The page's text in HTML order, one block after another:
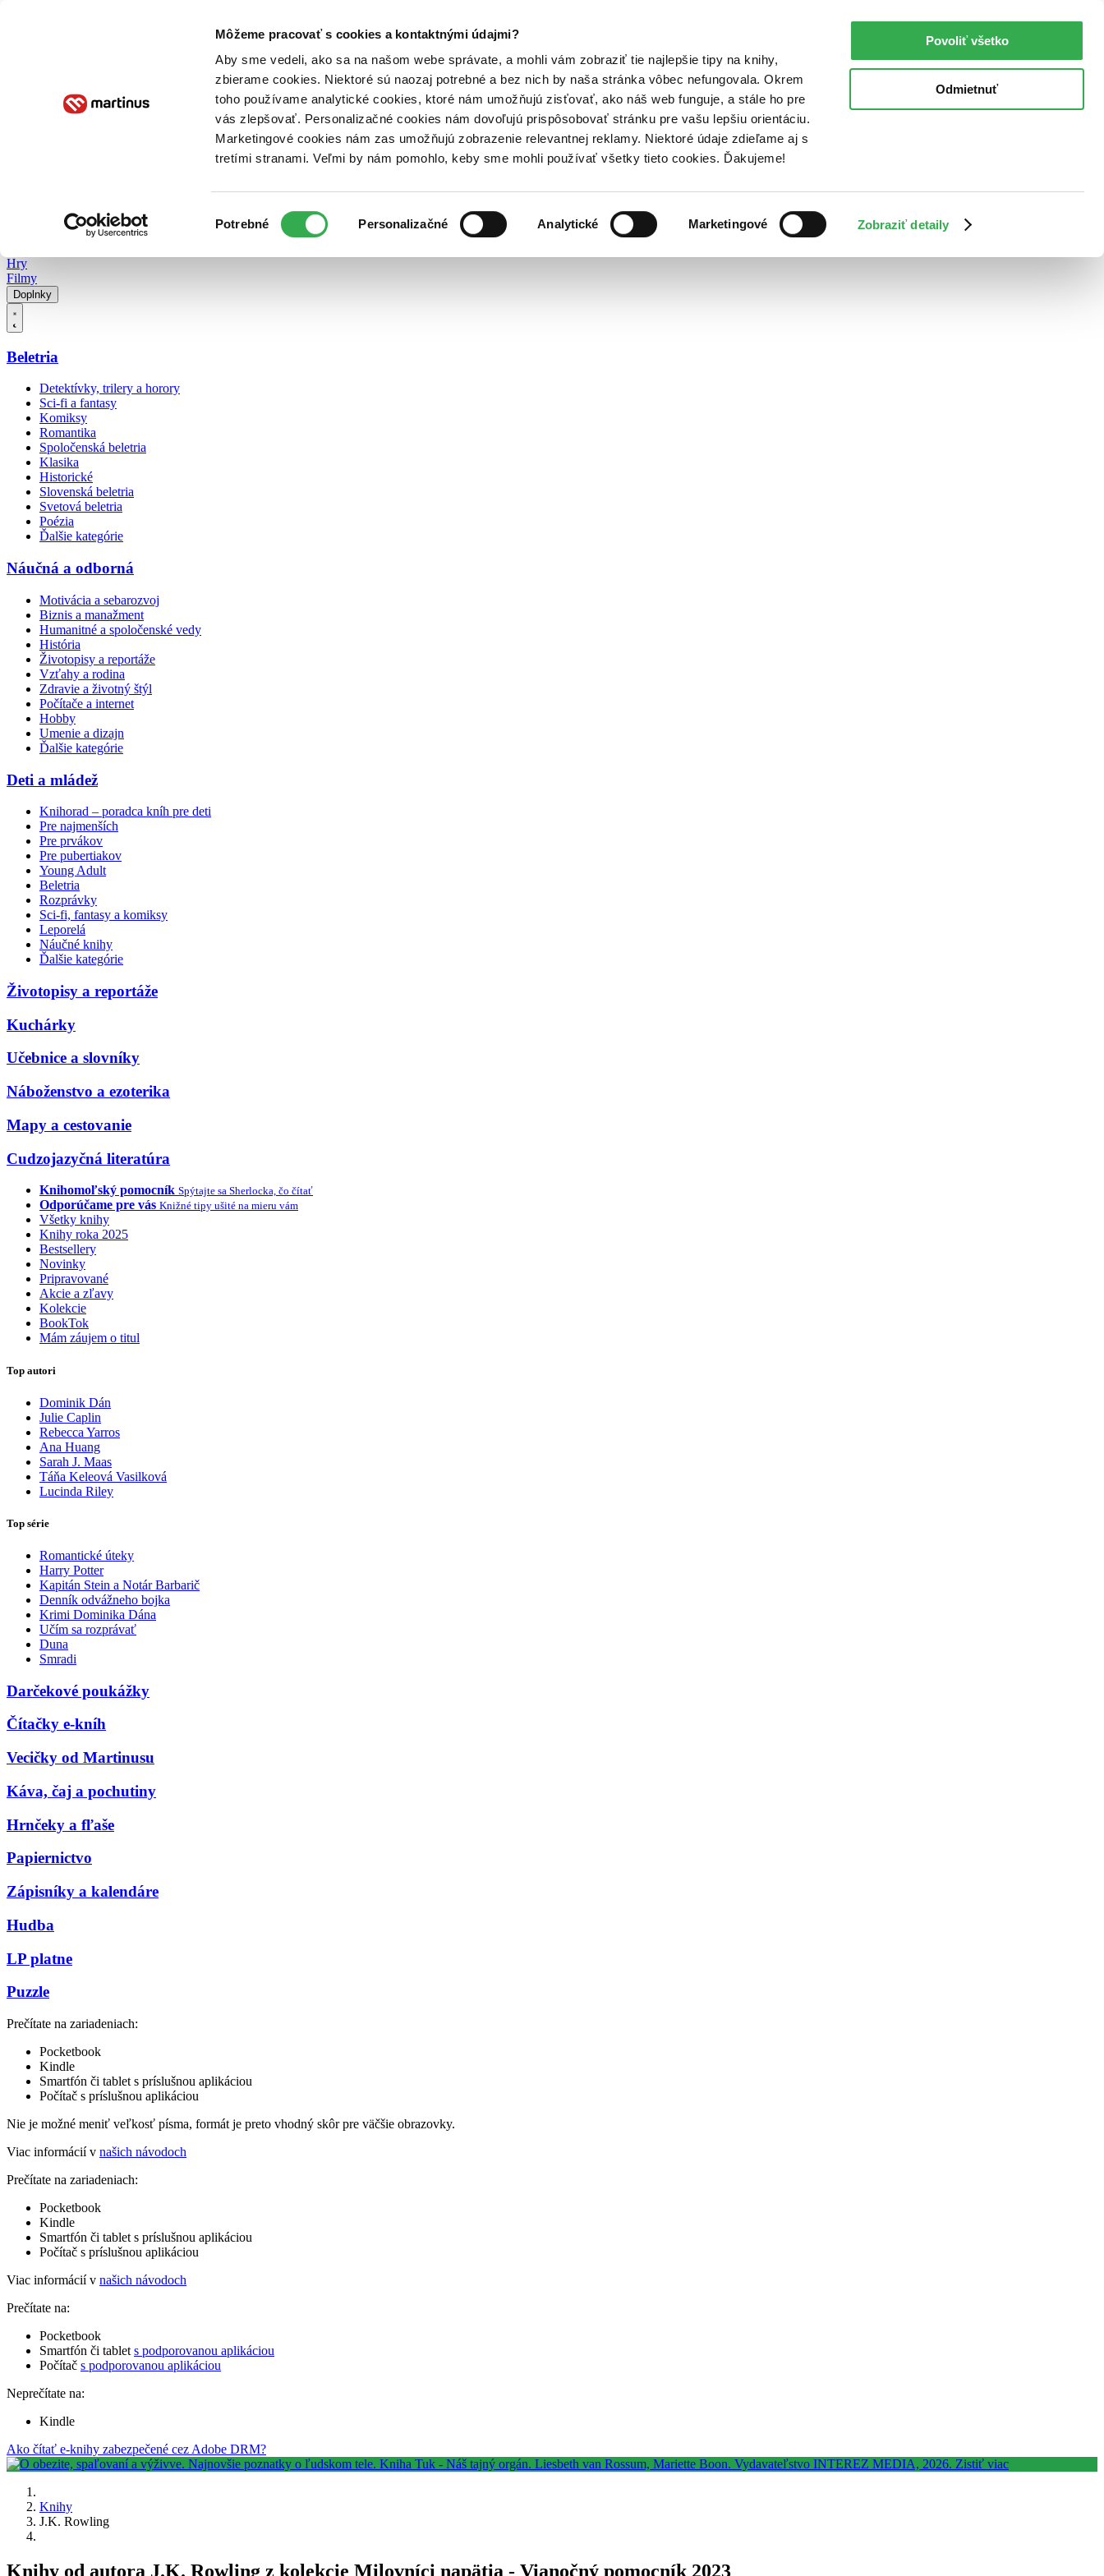
Môžeme pracovať s cookies a kontaktnými údajmi?
Aby sme vedeli, ako sa na našom webe správate, a mohli vám zobraziť tie najlepšie tipy na knihy,
zbierame cookies. Niektoré sú naozaj potrebné a bez nich by naša stránka vôbec nefungovala. Okrem
toho používame analytické cookies, ktoré nám umožňujú zisťovať, ako náš web funguje, a stále ho pre
vás zlepšovať. Personalizačné cookies nám dovoľujú prispôsobovať stránku pre vašu lepšiu orientáciu.
Marketingové cookies nám zas umožňujú zobrazenie relevantnej reklamy. Niektoré údaje zdieľame aj s
tretími stranami. Veľmi by nám pomohlo, keby sme mohli používať všetky tieto cookies. Ďakujeme!
súhlasu
Potrebné Personalizačné Analytické Marketingové Zobraziť detaily
Povoliť všetko
Odmietnuť
Poukážky Kontakt
Hry
Filmy
Doplnky
Beletria
Detektívky, trilery a horory
Sci-fi a fantasy
Komiksy
Romantika
Spoločenská beletria
Klasika
Historické
Slovenská beletria
Svetová beletria
Poézia
Ďalšie kategórie
Náučná a odborná
Motivácia a sebarozvoj
Biznis a manažment
Humanitné a spoločenské vedy
História
Životopisy a reportáže
Vzťahy a rodina
Zdravie a životný štýl
Počítače a internet
Hobby
Umenie a dizajn
Ďalšie kategórie
Deti a mládež
Knihorad – poradca kníh pre deti
Pre najmenších
Pre prvákov
Pre pubertiakov
Young Adult
Beletria
Rozprávky
Sci-fi, fantasy a komiksy
Leporelá
Náučné knihy
Ďalšie kategórie
Životopisy a reportáže
Kuchárky
Učebnice a slovníky
Náboženstvo a ezoterika
Mapy a cestovanie
Cudzojazyčná literatúra
Knihomoľský pomocník Spýtajte sa Sherlocka, čo čítať
Odporúčame pre vás Knižné tipy ušité na mieru vám
Všetky knihy
Knihy roka 2025
Bestsellery
Novinky
Pripravované
Akcie a zľavy
Kolekcie
BookTok
Mám záujem o titul
Top autori
Dominik Dán
Julie Caplin
Rebecca Yarros
Ana Huang
Sarah J. Maas
Táňa Keleová Vasilková
Lucinda Riley
Top série
Romantické úteky
Harry Potter
Kapitán Stein a Notár Barbarič
Denník odvážneho bojka
Krimi Dominika Dána
Učím sa rozprávať
Duna
Smradi
Darčekové poukážky
Čítačky e-kníh
Vecičky od Martinusu
Káva, čaj a pochutiny
Hrnčeky a fľaše
Papiernictvo
Zápisníky a kalendáre
Hudba
LP platne
Puzzle
Prečítate na zariadeniach:
Pocketbook
Kindle
Smartfón či tablet s príslušnou aplikáciou
Počítač s príslušnou aplikáciou
Nie je možné meniť veľkosť písma, formát je preto vhodný skôr pre väčšie obrazovky.
Viac informácií v našich návodoch
Prečítate na zariadeniach:
Pocketbook
Kindle
Smartfón či tablet s príslušnou aplikáciou
Počítač s príslušnou aplikáciou
Viac informácií v našich návodoch
Prečítate na:
Pocketbook
Smartfón či tablet s podporovanou aplikáciou
Počítač s podporovanou aplikáciou
Neprečítate na:
Kindle
Ako čítať e-knihy zabezpečené cez Adobe DRM?
Knihy
J.K. Rowling
Knihy od autora J.K. Rowling z kolekcie Milovníci napätia - Vianočný pomocník 2023